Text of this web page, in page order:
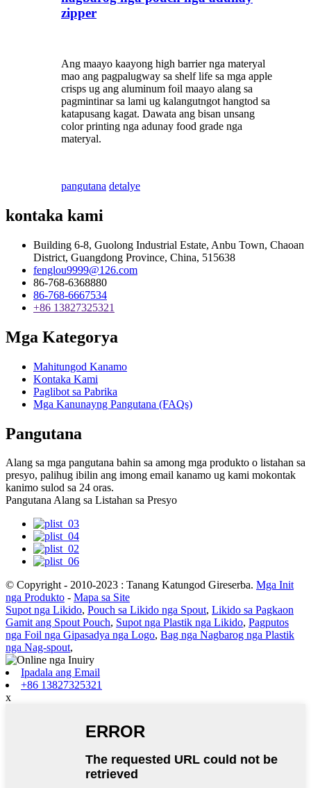
zipper
Ang maayo kaayong high barrier nga materyal
mao ang pagpalugway sa shelf life sa mga apple
crisps ug ang aluminum foil maayo alang sa
pagmintinar sa lami ug kalangutngot hangtod sa
katapusang kagat. Dawata ang bisan unsang
color printing nga adunay food grade nga
materyal.
pangutana detalye
kontaka kami
Building 6-8, Guolong Industrial Estate, Anbu Town, Chaoan
District, Guangdong Province, China, 515638
fenglou9999@126.com
86-768-6368880
86-768-6667534
+86 13827325321
Mga Kategorya
Mahitungod Kanamo
Kontaka Kami
Paglibot sa Pabrika
Mga Kanunayng Pangutana (FAQs)
Pangutana
Alang sa mga pangutana bahin sa among mga produkto o listahan sa
presyo, palihug ibilin ang imong email kanamo ug kami mokontak
kanimo sulod sa 24 oras.
Pangutana Alang sa Listahan sa Presyo
© Copyright - 2010-2023 : Tanang Katungod Gireserba. Mga Init
nga Produkto - Mapa sa Site
Supot nga Likido, Pouch sa Likido nga Spout, Likido sa Pagkaon
Gamit ang Spout Pouch, Supot nga Plastik nga Likido, Pagputos
nga Foil nga Gipasadya nga Logo, Bag nga Nagbarog nga Plastik
nga Nag-spout,
Ipadala ang Email
+86 13827325321
x